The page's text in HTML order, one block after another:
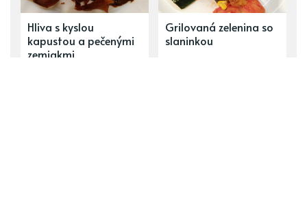
Hliva s kyslou
kapustou a pečenými
zemiakmi
Grilovaná zelenina so
slaninkou